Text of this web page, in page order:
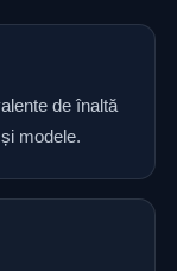
de înaltă
modele.